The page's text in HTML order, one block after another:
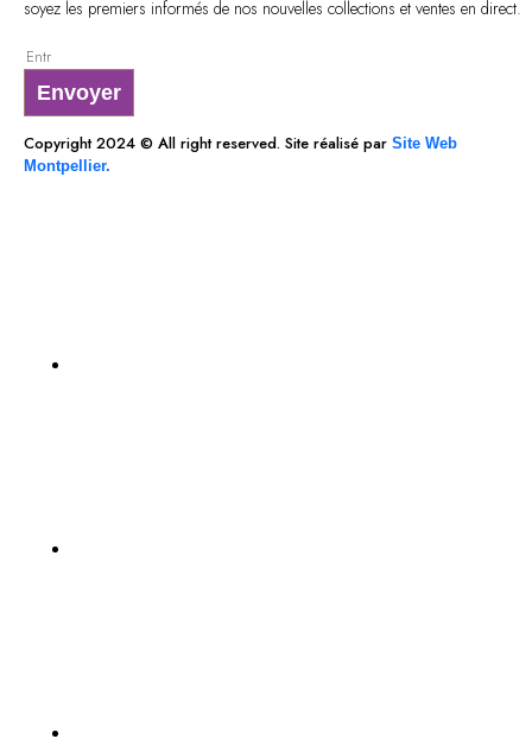
soyez les premiers informés de nos nouvelles collections et ventes en direct.
Envoyer
Copyright 2024 © All right reserved. Site réalisé par Site Web
Montpellier.